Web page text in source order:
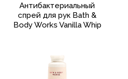
Антибактериальный
спрей для рук Bath &
Body Works Vanilla Whip